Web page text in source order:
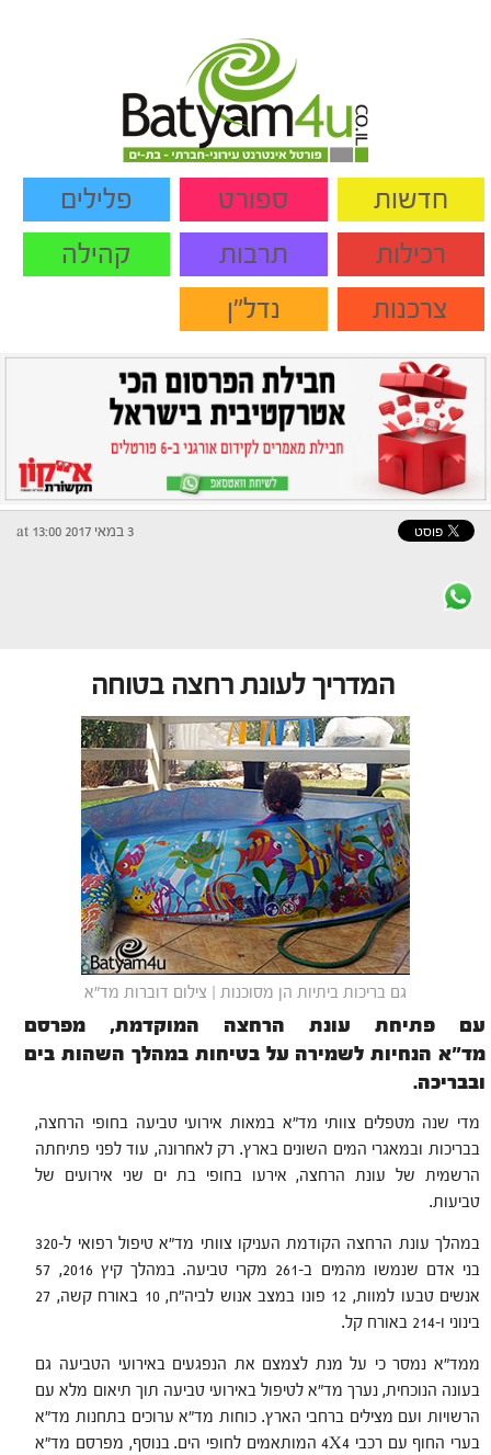
חדשות ספורט
פלילים
רכילות
תרבות
קהילה
צרכנות
נדל"ן
3 במאי 2017 at 13:00
המדריך לעונת רחצה בטוחה
גם בריכות ביתיות הן מסוכנות | צילום דוברות מד"א
עם פתיחת עונת הרחצה המוקדמת, מפרסם
מד"א הנחיות לשמירה על בטיחות במהלך השהות בים
ובבריכה.
מדי שנה מטפלים צוותי מד"א במאות אירועי טביעה בחופי הרחצה,
בבריכות ובמאגרי המים השונים בארץ. רק לאחרונה, עוד לפני פתיחתה
הרשמית של עונת הרחצה, אירעו בחופי בת ים שני אירועים של
טביעות.
במהלך עונת הרחצה הקודמת העניקו צוותי מד"א טיפול רפואי ל-320
בני אדם שנמשו מהמים ב-261 מקרי טביעה. במהלך קיץ 2016, 57
אנשים טבעו למוות, 12 פונו במצב אנוש לביה"ח, 10 באורח קשה, 27
בינוני ו-214 באורח קל.
ממד"א נמסר כי על מנת לצמצם את הנפגעים באירועי הטביעה גם
בעונה הנוכחית, נערך מד"א לטיפול באירועי טביעה תוך תיאום מלא עם
הרשויות ועם מצילים ברחבי הארץ. כוחות מד"א ערוכים בתחנות מד"א
בערי החוף עם רכבי 4X4 המותאמים לחופי הים. בנוסף, מפרסם מד"א